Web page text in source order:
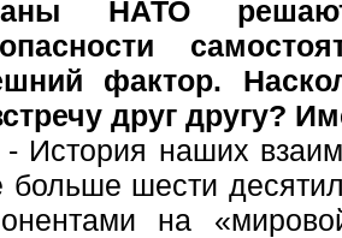
НАТО
фактор.
друг другу?
наших
больше шести
на